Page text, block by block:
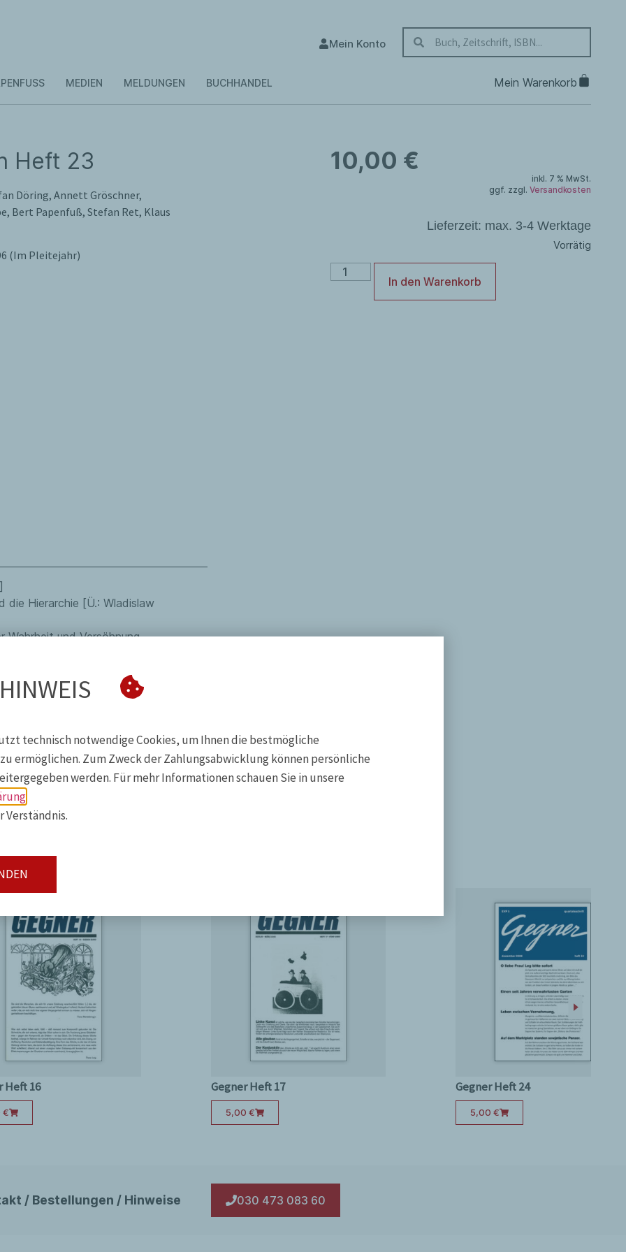
Mein Konto
MEDIEN MELDUNGEN BUCHHANDEL
Heft 23
Döring, Annett Gröschner,
Bert Papenfuß, Stefan Ret, Klaus
(Im Pleitejahr)
10,00 €
inkl. 7 % MwSt.
ggf. zzgl. Versandkosten
Lieferzeit: max. 3-4 Werktage
Vorrätig
In den Warenkorb
die Hierarchie [Ü.: Wladislaw
Wahrheit und Versöhnung
Promotion des Franz Jung (3)
heißen
(3)
(8): Das versunkene Viertel –
Eine Erzählung
9, 11, 17, 19-21, 24/25, 29, 32, 35,
Heft 16
€
Gegner Heft 17
5,00 €
Gegner Heft 24
5,00 €
/ Bestellungen / Hinweise 030 473 083 60
technisch notwendige Cookies, um Ihnen die bestmögliche
ermöglichen. Zum Zweck der Zahlungsabwicklung können persönliche
werden. Für mehr Informationen schauen Sie in unsere
Verständnis.